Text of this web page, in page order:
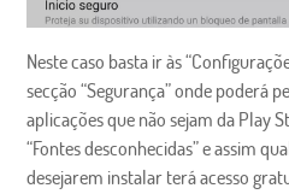
Neste caso basta ir às
secção “Segurança” onde poderá
aplicações que não sejam da Play
“Fontes desconhecidas” e assim
desejarem instalar terá acesso